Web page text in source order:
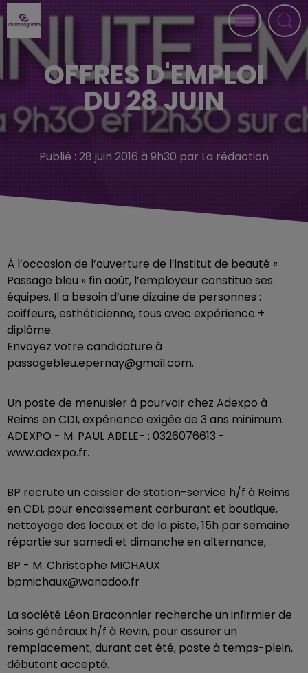
OFFRES D'EMPLOI
DU 28 JUIN
Publié : 28 juin 2016 à 9h30 par La rédaction
À l’occasion de l’ouverture de l’institut de beauté «
Passage bleu » fin août, l’employeur constitue ses
équipes. Il a besoin d’une dizaine de personnes :
coiffeurs, esthéticienne, tous avec expérience +
diplôme.
Envoyez votre candidature à
passagebleu.epernay@gmail.com.
Un poste de menuisier à pourvoir chez Adexpo à
Reims en CDI, expérience exigée de 3 ans minimum.
ADEXPO - M. PAUL ABELE- : 0326076613 -
www.adexpo.fr.
BP recrute un caissier de station-service h/f à Reims
en CDI, pour encaissement carburant et boutique,
nettoyage des locaux et de la piste, 15h par semaine
répartie sur samedi et dimanche en alternance,
BP - M. Christophe MICHAUX
bpmichaux@wanadoo.fr
La société Léon Braconnier recherche un infirmier de
soins généraux h/f à Revin, pour assurer un
remplacement, durant cet été, poste à temps-plein,
débutant accepté.